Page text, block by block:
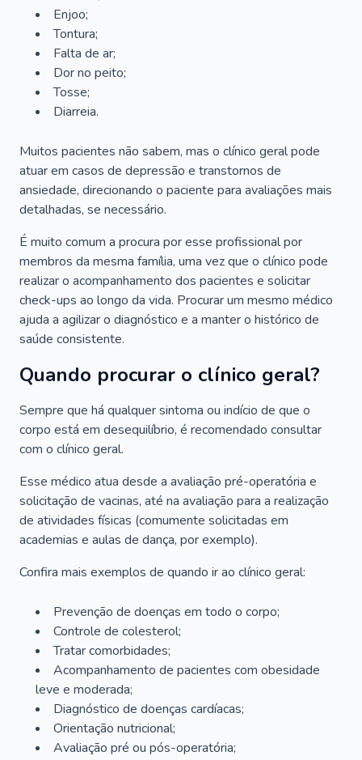
Enjoo;
Tontura;
Falta de ar;
Dor no peito;
Tosse;
Diarreia.
Muitos pacientes não sabem, mas o clínico geral pode
atuar em casos de depressão e transtornos de
ansiedade, direcionando o paciente para avaliações mais
detalhadas, se necessário.
É muito comum a procura por esse profissional por
membros da mesma família, uma vez que o clínico pode
realizar o acompanhamento dos pacientes e solicitar
check-ups ao longo da vida. Procurar um mesmo médico
ajuda a agilizar o diagnóstico e a manter o histórico de
saúde consistente.
Quando procurar o clínico geral?
Sempre que há qualquer sintoma ou indício de que o
corpo está em desequilíbrio, é recomendado consultar
com o clínico geral.
Esse médico atua desde a avaliação pré-operatória e
solicitação de vacinas, até na avaliação para a realização
de atividades físicas (comumente solicitadas em
academias e aulas de dança, por exemplo).
Confira mais exemplos de quando ir ao clínico geral:
Prevenção de doenças em todo o corpo;
Controle de colesterol;
Tratar comorbidades;
Acompanhamento de pacientes com obesidade
leve e moderada;
Diagnóstico de doenças cardíacas;
Orientação nutricional;
Avaliação pré ou pós-operatória;